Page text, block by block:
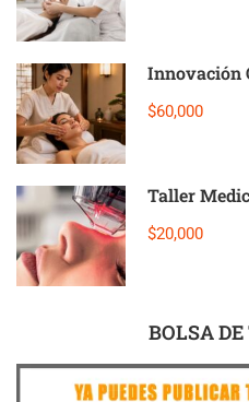
Innovación
$60,000
Taller
$20,000
BOLSA